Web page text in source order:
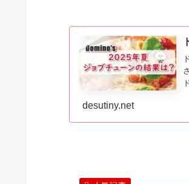
desutiny.net